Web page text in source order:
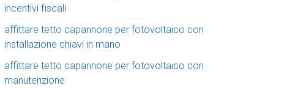
incentivi fiscali
affittare tetto capannone per fotovoltaico con
installazione chiavi in mano
affittare tetto capannone per fotovoltaico con
manutenzione